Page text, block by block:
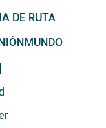
DE RUTA
MUNDO